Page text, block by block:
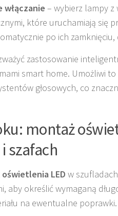
– wybierz lampy
które uruchamiają się
po ich
zastosowanie
smart home. Umożliwi
głosowych, co
montaż
szafach
oświetlenia LED w
aby określić wymaganą
na ewentualne poprawki.